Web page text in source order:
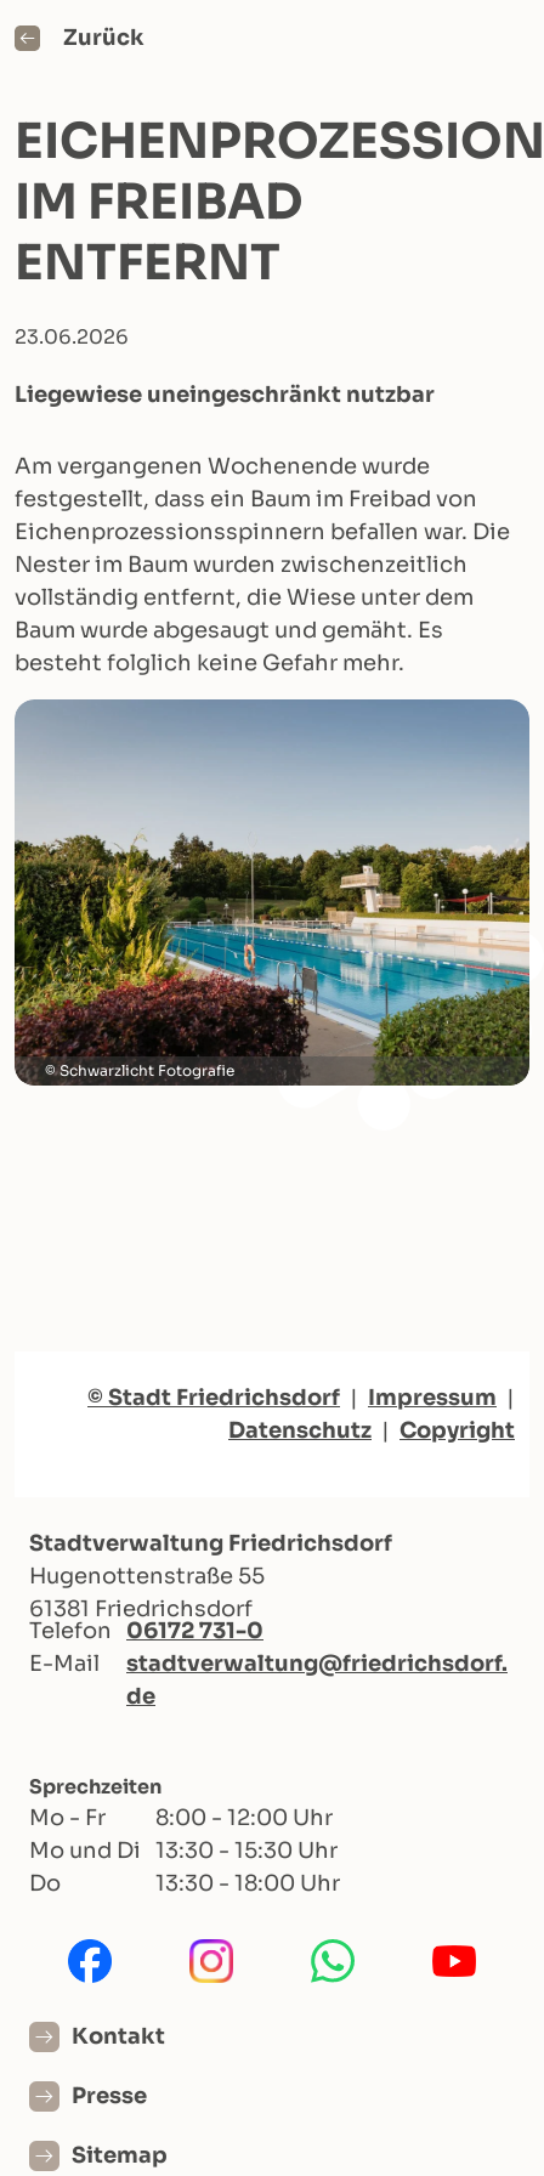
Zurück
IM FREIBAD
ENTFERNT
23.06.2026
Liegewiese uneingeschränkt nutzbar
Am vergangenen Wochenende wurde
festgestellt, dass ein Baum im Freibad von
Eichenprozessionsspinnern befallen war. Die
Nester im Baum wurden zwischenzeitlich
vollständig entfernt, die Wiese unter dem
Baum wurde abgesaugt und gemäht. Es
besteht folglich keine Gefahr mehr.
Schwarzlicht Fotografie
© Stadt Friedrichsdorf | Impressum |
Datenschutz | Copyright
Stadtverwaltung Friedrichsdorf
Hugenottenstraße 55
61381 Friedrichsdorf
Telefon
06172 731-0
E-Mail
stadtverwaltung@friedrichsdorf.
de
Sprechzeiten
Mo - Fr
8:00 - 12:00 Uhr
Mo und Di
13:30 - 15:30 Uhr
Do
13:30 - 18:00 Uhr
Kontakt
Presse
Sitemap